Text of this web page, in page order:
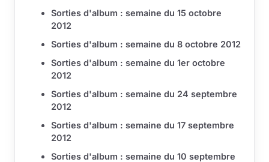
Sorties d'album : semaine du 15 octobre
2012
Sorties d'album : semaine du 8 octobre 2012
Sorties d'album : semaine du 1er octobre
2012
Sorties d'album : semaine du 24 septembre
2012
Sorties d'album : semaine du 17 septembre
2012
Sorties d'album : semaine du 10 septembre